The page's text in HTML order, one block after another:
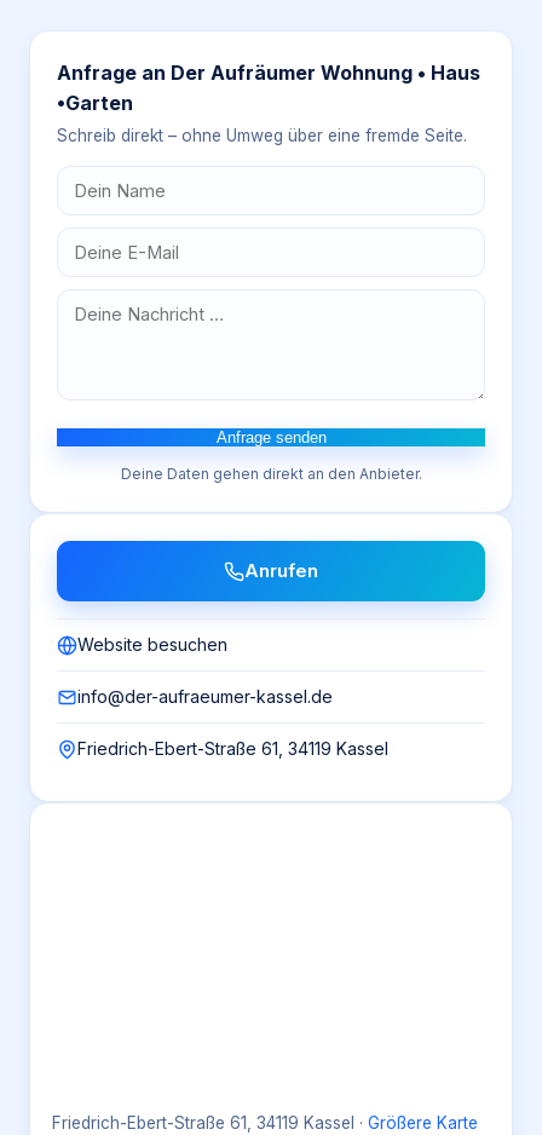
Anfrage an Der Aufräumer Wohnung • Haus
•Garten
Schreib direkt – ohne Umweg über eine fremde Seite.
Anfrage senden
Deine Daten gehen direkt an den Anbieter.
Anrufen
Website besuchen
info@der-aufraeumer-kassel.de
Friedrich-Ebert-Straße 61, 34119 Kassel
Friedrich-Ebert-Straße 61, 34119 Kassel · Größere Karte